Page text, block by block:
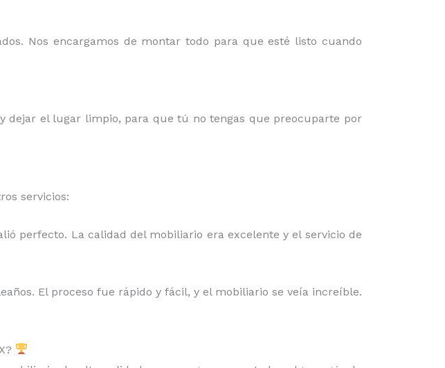
Nos encargamos de montar todo para que esté listo cuando
y dejar el lugar limpio, para que tú no tengas que preocuparte por
servicios:
perfecto. La calidad del mobiliario era excelente y el servicio de
El proceso fue rápido y fácil, y el mobiliario se veía increíble.